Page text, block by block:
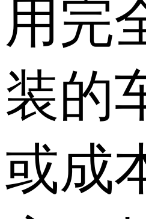
用完
装的
或成